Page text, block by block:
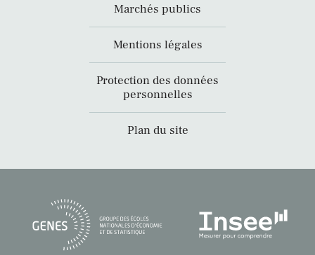
Marchés publics
Mentions légales
Protection des données
personnelles
Plan du site